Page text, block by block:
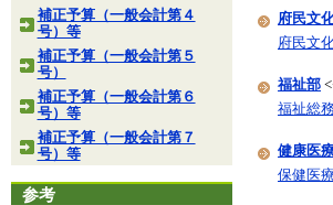
補正予算（一般会計第４
号）等
補正予算（一般会計第５
号）
補正予算（一般会計第６
号）等
補正予算（一般会計第７
号）等
参考
府民文
府民文
福祉部
福祉総
健康医
保健医